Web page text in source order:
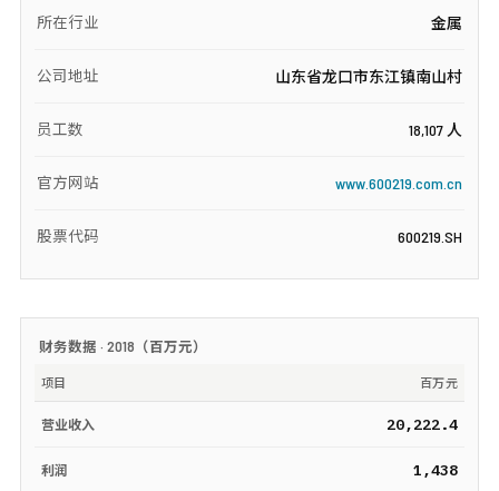
所在行业 金属
公司地址 山东省龙口市东江镇南山村
员工数 18,107 人
官方网站 www.600219.com.cn
股票代码 600219.SH
财务数据 · 2018 （百万元）
项目 百万元
营业收入 20,222.4
利润 1,438